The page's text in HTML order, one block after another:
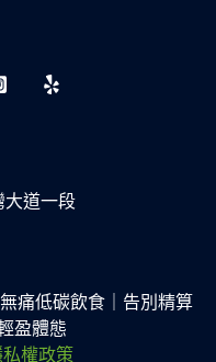
大道一段
痛低碳飲食｜告別精算
盈體態
私權政策